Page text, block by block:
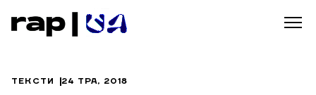
ТЕКСТИ 24 ТРА, 2018